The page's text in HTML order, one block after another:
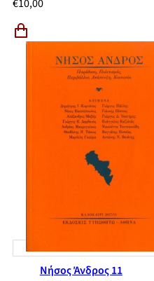
€10,00
Νήσος Άνδρος 11